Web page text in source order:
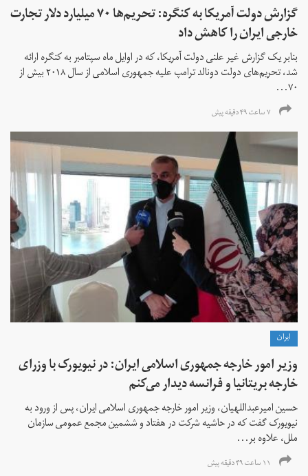
گزارش دولت آمریکا به کنگره: تحریم‌ها ۷۰ میلیارد دلار تجارت
خارجی ایران را کاهش داد
بنابر یک گزارش غیر علنی دولت آمریکا، که در اوایل ماه سپتامبر به کنگره ارائه
شد، تحریم‌های دولت دونالد ترامپ علیه جمهوری اسلامی از سال ۲۰۱۸ بیش از
۷۰...
۷ ساعت ۴۹ دقیقه پیش
ايران
وزیر امور خارجه جمهوری اسلامی ایران: در نیویورک با وزرای
خارجه بریتانیا و فرانسه دیدار می‌کنم
حسین امیرعبداللهیان، وزیر امور خارجه جمهوری اسلامی ایران، پس از ورود به
نیویورک گفت که در حاشیه شرکت در هفتاد و ششمین مجمع عمومی سازمان
ملل، علاوه بر...
۱۱ ساعت ۴۹ دقیقه پیش